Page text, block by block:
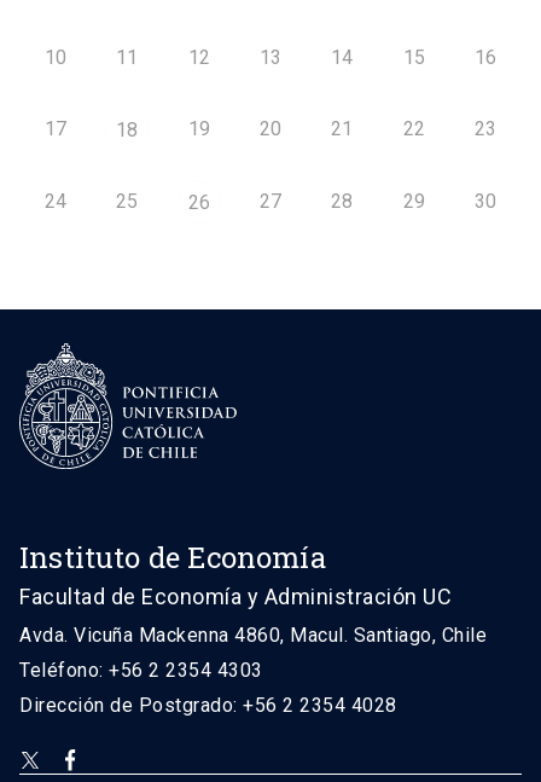
10 11 12 13 14 15 16
17 18 19 20 21 22 23
24 25 26 27 28 29 30
Instituto de Economía
Facultad de Economía y Administración UC
Avda. Vicuña Mackenna 4860, Macul. Santiago, Chile
Teléfono: +56 2 2354 4303
Dirección de Postgrado: +56 2 2354 4028